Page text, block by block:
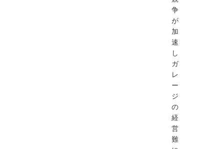
争
が
加
速
し
ガ
レ
ー
ジ
の
経
営
難